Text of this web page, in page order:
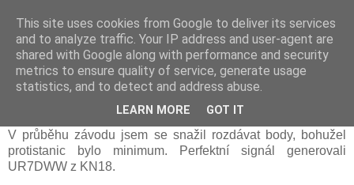
Prdec - Pardubice Hradec
Memoriál OM3AU 2016, OK1ZHS
V průběhu závodu jsem se snažil rozdávat body, bohužel
protistanic bylo minimum. Perfektní signál generovali
UR7DWW z KN18.
This site uses cookies from Google to deliver its services
and to analyze traffic. Your IP address and user-agent are
shared with Google along with performance and security
metrics to ensure quality of service, generate usage
statistics, and to detect and address abuse.
LEARN MORE GOT IT